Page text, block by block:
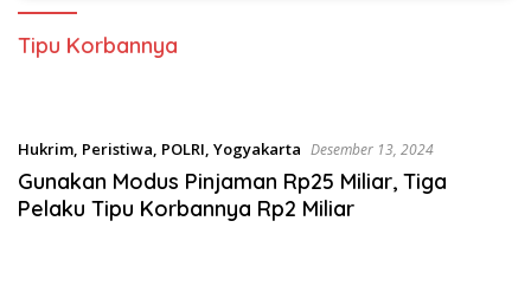
Tipu Korbannya
Hukrim, Peristiwa, POLRI, Yogyakarta Desember 13, 2024
Gunakan Modus Pinjaman Rp25 Miliar, Tiga
Pelaku Tipu Korbannya Rp2 Miliar